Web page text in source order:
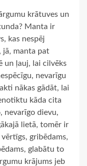
krātuves un
Manta ir
kas nespēj
jā, manta pat
un ļauj, lai cilvēks
nevarīgu
nākas gādāt, lai
kāda cita
nevarīgo dievu,
lietā, tomēr ir
gribēdams,
glabātu to
krājums jeb